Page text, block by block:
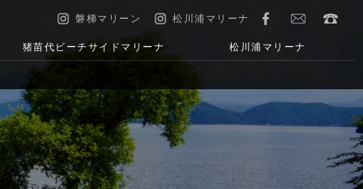
磐梯マリーン 松川浦マリーナ
猪苗代ビーチサイドマリーナ 松川浦マリーナ